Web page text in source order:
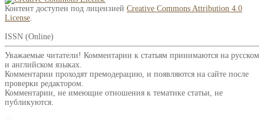
Контент доступен под лицензией Creative Commons Attribution 4.0
License
ISSN (Online)
Уважаемые читатели! Комментарии к статьям принимаются на русском
и английском языках.
Комментарии проходят премодерацию, и появляются на сайте после
проверки редактором.
Комментарии, не имеющие отношения к тематике статьи, не
публикуются.